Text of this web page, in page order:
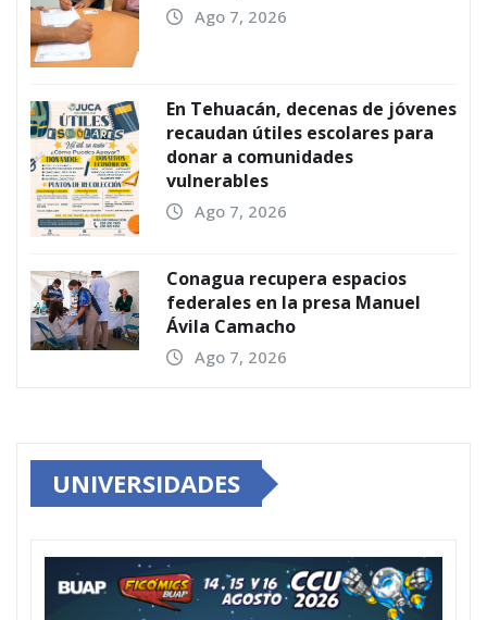
Ago 7, 2026
En Tehuacán, decenas de jóvenes
recaudan útiles escolares para
donar a comunidades
vulnerables
Ago 7, 2026
Conagua recupera espacios
federales en la presa Manuel
Ávila Camacho
Ago 7, 2026
UNIVERSIDADES